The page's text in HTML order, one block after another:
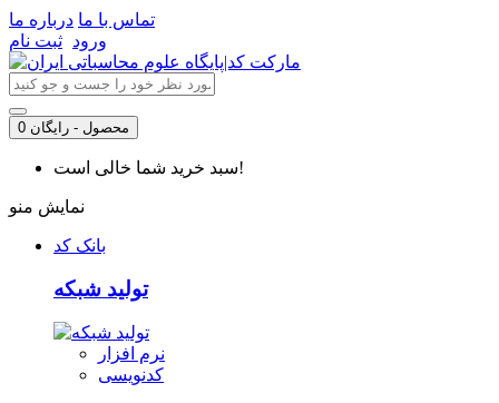
تماس با ما درباره ما
ورود ثبت نام
0 محصول - رایگان
سبد خرید شما خالی است!
نمایش منو
بانک کد
تولید شبکه
نرم افزار
کدنویسی